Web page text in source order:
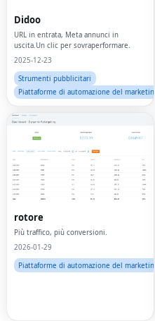
Didoo
URL in entrata, Meta annunci in
uscita.Un clic per sovraperformare.
2025-12-23
Strumenti pubblicitari
Piattaforme di automazione del marketing
rotore
Più traffico, più conversioni.
2026-01-29
Piattaforme di automazione del marketing